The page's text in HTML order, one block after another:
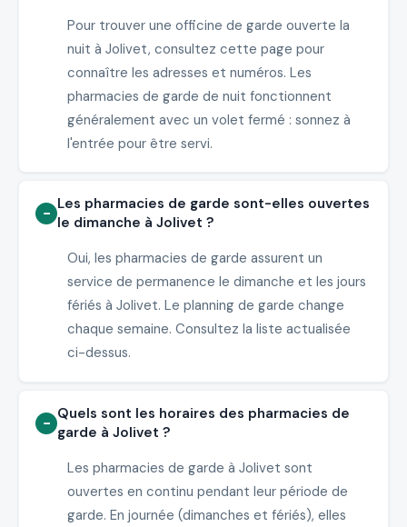
Pour trouver une officine de garde ouverte la
nuit à Jolivet, consultez cette page pour
connaître les adresses et numéros. Les
pharmacies de garde de nuit fonctionnent
généralement avec un volet fermé : sonnez à
l'entrée pour être servi.
Les pharmacies de garde sont-elles ouvertes
le dimanche à Jolivet ?
Oui, les pharmacies de garde assurent un
service de permanence le dimanche et les jours
fériés à Jolivet. Le planning de garde change
chaque semaine. Consultez la liste actualisée
ci-dessus.
Quels sont les horaires des pharmacies de
garde à Jolivet ?
Les pharmacies de garde à Jolivet sont
ouvertes en continu pendant leur période de
garde. En journée (dimanches et fériés), elles